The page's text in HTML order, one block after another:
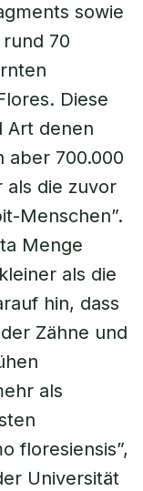
sowie
70
Diese
Art denen
aber 700.000
als die zuvor
Menschen”.
Menge
als die
hin, dass
Zähne und
als
floresiensis”,
Universität